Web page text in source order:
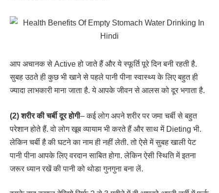
आप अचानक से Active हो जाते हैं और ये स्फूर्ति पूरे दिन बनी रहती है.
सुबह उठते ही कुछ भी खाने से पहले पानी पीना स्वास्थ्य के लिए बहुत ही
ज्यादा लाभकारी माना जाता है. ये आपके जीवन से आलस को दूर भगाता है.
(2) शरीर की चर्बी दूर होगी– कई लोग अपने शरीर पर जमा चर्बी से बहुत
परेशान होते हैं. वो लोग खूब व्यायाम भी करते हैं और साथ में Dieting भी.
लेकिन चर्बी है की घटने का नाम ही नहीं लेती. तो ऐसे में सुबह खाली पेट
पानी पीना आपके लिए वरदान साबित होगा. लेकिन ऐसी स्थिति में इतना
जरूर ध्यान रखें की पानी को थोडा गुनगुना बना लें.